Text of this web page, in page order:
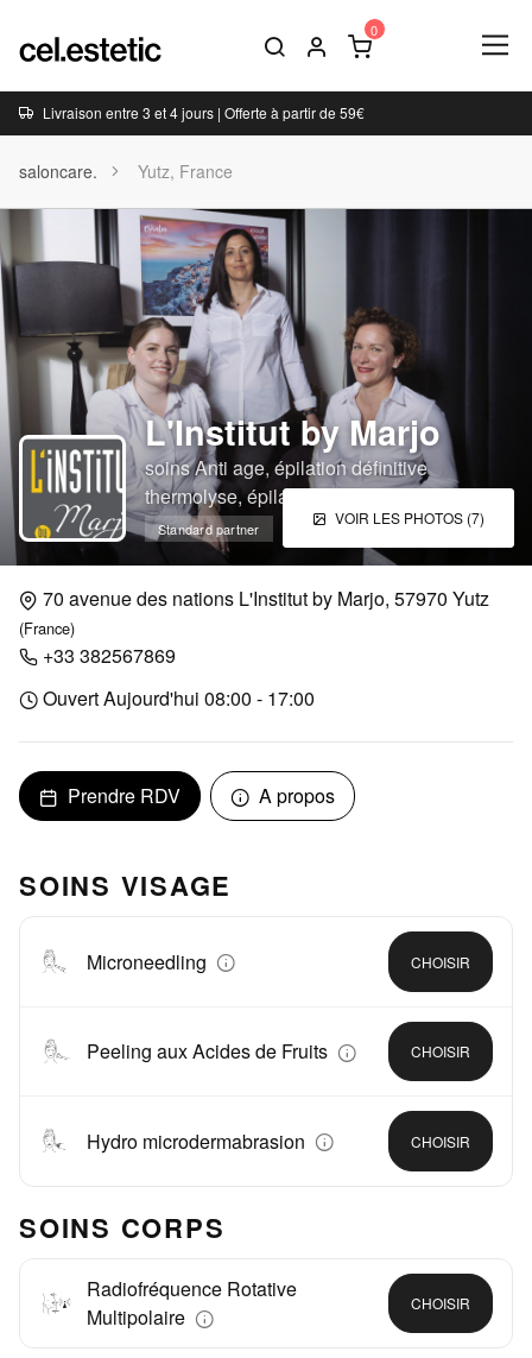
Livraison entre 3 et 4 jours | Offerte à partir de 59€
saloncare. Yutz, France
VOIR LES PHOTOS (7)
L'Institut by Marjo
soins Anti age, épilation définitive
thermolyse, épilation progressive ipl,
Standard partner
70 avenue des nations L'Institut by Marjo, 57970 Yutz
(France)
+33 382567869
Ouvert Aujourd'hui 08:00 - 17:00
Prendre RDV A propos
SOINS VISAGE
Microneedling CHOISIR
Peeling aux Acides de Fruits CHOISIR
Hydro microdermabrasion CHOISIR
SOINS CORPS
Radiofréquence Rotative
Multipolaire
CHOISIR